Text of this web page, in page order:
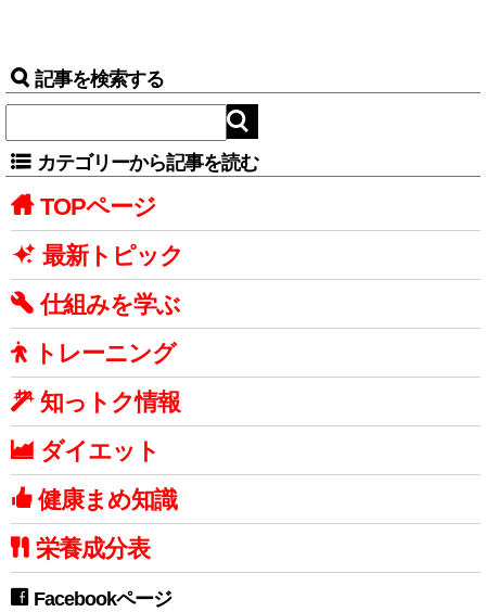
記事を検索する
カテゴリーから記事を読む
TOPページ
最新トピック
仕組みを学ぶ
トレーニング
知っトク情報
ダイエット
健康まめ知識
栄養成分表
Facebookページ